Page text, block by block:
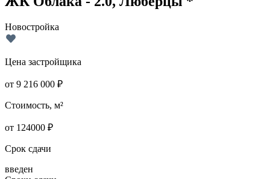
Новостройка
Цена застройщика
от 9 216 000 ₽
Стоимость, м²
от 124000 ₽
Срок сдачи
введен